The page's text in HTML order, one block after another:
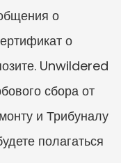
о
о
Unwildered
сбора от
и Трибуналу
полагаться